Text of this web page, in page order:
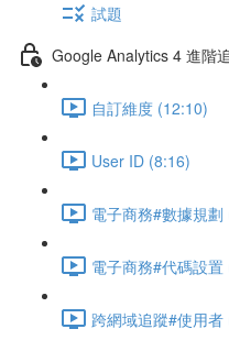
試題
Google Analytics 4 進階
自訂維度 (12:10)
User ID (8:16)
電子商務#數據規劃
電子商務#代碼設置
跨網域追蹤#使用者